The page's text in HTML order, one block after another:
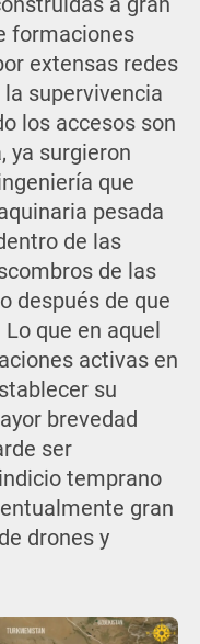
formaciones
extensas redes
supervivencia
los accesos son
ya surgieron
que
pesada
de las
de las
después de que
que en aquel
activas en
su
brevedad
ser
temprano
gran
drones y